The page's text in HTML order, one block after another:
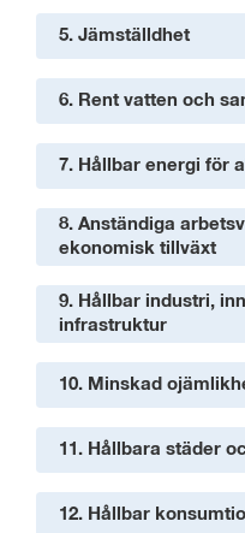
5. Jämställdhet
6. Rent vatten och
7. Hållbar energi för
8. Anständiga
ekonomisk tillväxt
9. Hållbar industri,
infrastruktur
10. Minskad
11. Hållbara städer
12. Hållbar